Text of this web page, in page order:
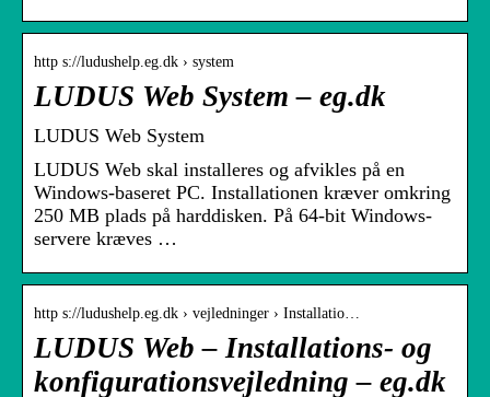
http s://ludushelp.eg.dk › system
LUDUS Web System – eg.dk
LUDUS Web System
LUDUS Web skal installeres og afvikles på en
Windows-baseret PC. Installationen kræver omkring
250 MB plads på harddisken. På 64-bit Windows-
servere kræves …
http s://ludushelp.eg.dk › vejledninger › Installatio…
LUDUS Web – Installations- og
konfigurationsvejledning – eg.dk